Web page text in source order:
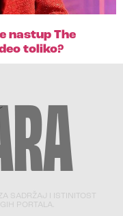
nastup The
toliko?
SADRŽAJ I ISTINITOST
PORTALA.